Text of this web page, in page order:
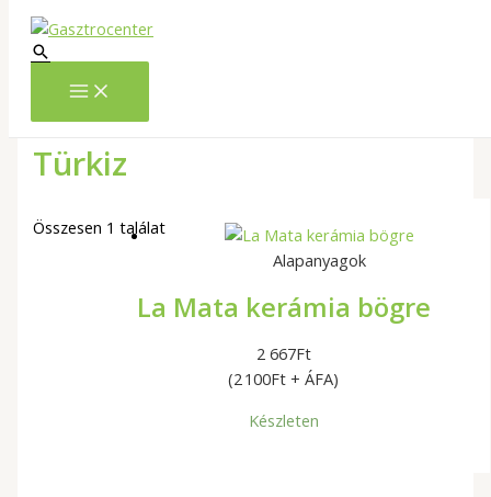
Skip
content
Search
Kezdőlap»Türkiz
Türkiz
Összesen 1 találat
Alapanyagok
La Mata kerámia bögre
2 667Ft
(2 100Ft + ÁFA)
Készleten